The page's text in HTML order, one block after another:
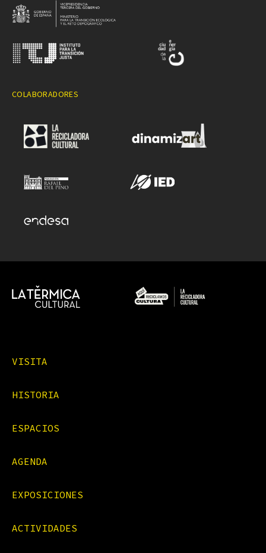
COLABORADORES
VISITA
HISTORIA
ESPACIOS
AGENDA
EXPOSICIONES
ACTIVIDADES